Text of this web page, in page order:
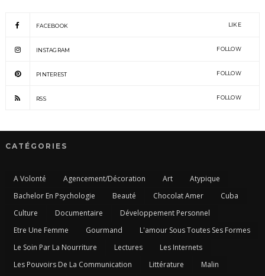
FACEBOOK LIKE
INSTAGRAM FOLLOW
PINTEREST FOLLOW
RSS FOLLOW
CATÉGORIES
A Volonté Agencement/Décoration Art
Atypique
Bachelor En Psychologie
Beauté Chocolat Amer
Cuba
Culture
Documentaire
Développement Personnel
Etre Une Femme
Gourmand
L'amour Sous Toutes Ses Formes
Le Soin Par La Nourriture
Lectures
Les Internets
Les Pouvoirs De La Communication
Littérature
Malin